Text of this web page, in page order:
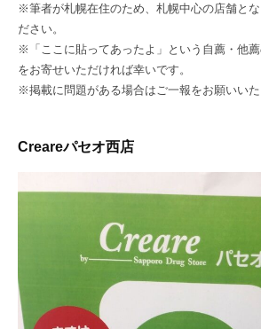
※筆者が札幌在住のため、札幌中心の店舗とな
ださい。
※「ここに貼ってあったよ」という自薦・他
をお寄せいただければ幸いです。
※掲載に問題がある場合はご一報をお願いいた
Creareパセオ西店